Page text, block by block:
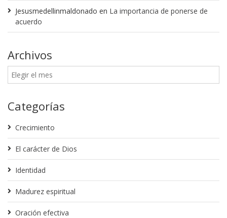
Jesusmedellinmaldonado en La importancia de ponerse de
acuerdo
Archivos
Categorías
Crecimiento
El carácter de Dios
Identidad
Madurez espiritual
Oración efectiva